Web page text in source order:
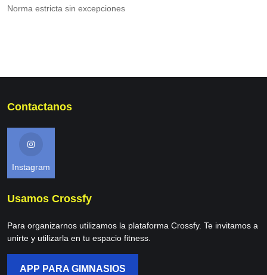
Norma estricta sin excepciones
Contactanos
Instagram
Usamos Crossfy
Para organizarnos utilizamos la plataforma Crossfy. Te invitamos a
unirte y utilizarla en tu espacio fitness.
APP PARA GIMNASIOS